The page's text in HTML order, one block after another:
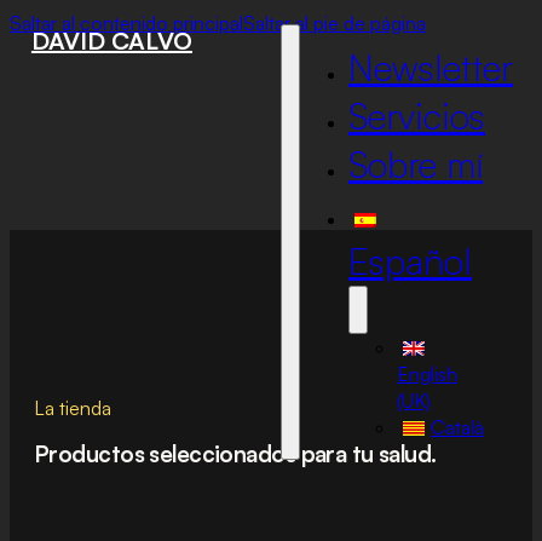
Saltar al contenido principalSaltar al pie de página
DAVID CALVO
Newsletter
Servicios
Sobre mí
Español
English
(UK)
Català
La tienda
Productos seleccionados para tu salud.